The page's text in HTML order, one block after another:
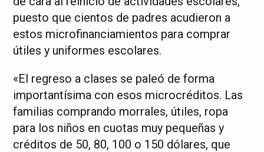
puesto que cientos de padres acudieron a
estos microfinanciamientos para comprar
útiles y uniformes escolares.
«El regreso a clases se paleó de forma
importantísima con esos microcréditos. Las
familias comprando morrales, útiles, ropa
para los niños en cuotas muy pequeñas y
créditos de 50, 80, 100 o 150 dólares, que